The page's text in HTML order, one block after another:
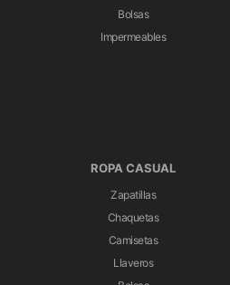
Bolsas
Impermeables
ROPA CASUAL
Zapatillas
Chaquetas
Camisetas
Llaveros